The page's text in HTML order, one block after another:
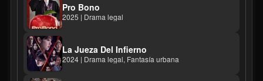
Pro Bono
2025 | Drama legal
La Jueza Del Infierno
2024 | Drama legal, Fantasía urbana